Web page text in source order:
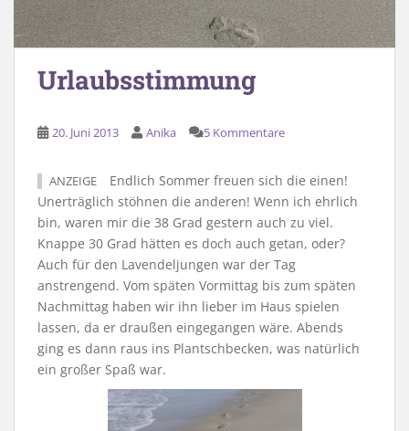
Urlaubsstimmung
20. Juni 2013 Anika 5 Kommentare
ANZEIGE
Endlich Sommer freuen sich die einen!
Unerträglich stöhnen die anderen! Wenn ich ehrlich
bin, waren mir die 38 Grad gestern auch zu viel.
Knappe 30 Grad hätten es doch auch getan, oder?
Auch für den Lavendeljungen war der Tag
anstrengend. Vom späten Vormittag bis zum späten
Nachmittag haben wir ihn lieber im Haus spielen
lassen, da er draußen eingegangen wäre. Abends
ging es dann raus ins Plantschbecken, was natürlich
ein großer Spaß war.